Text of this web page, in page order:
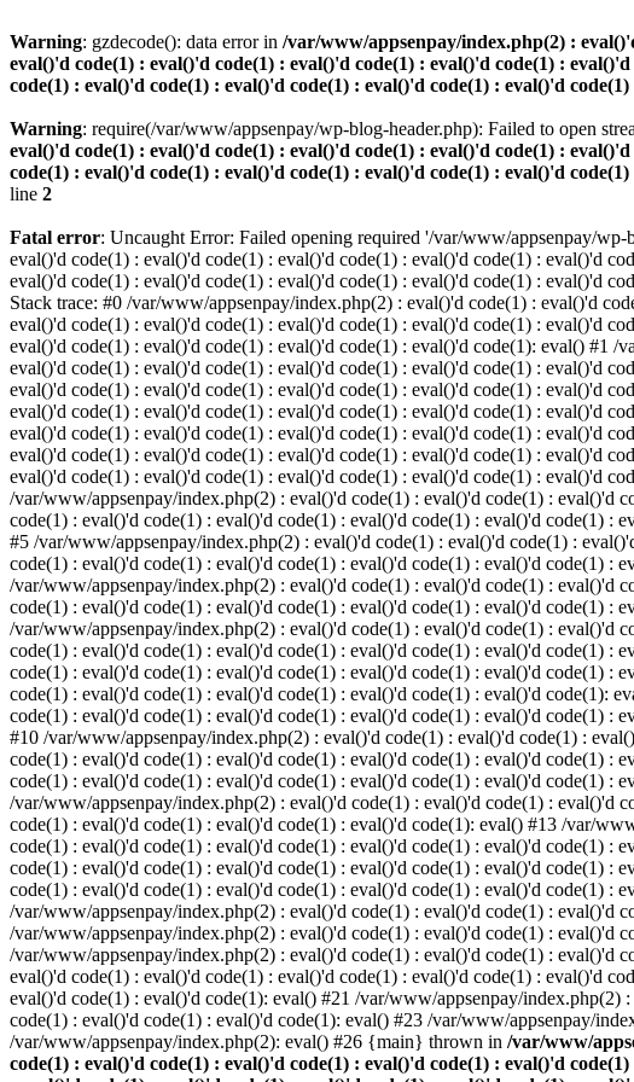
Warning: gzdecode(): data error in /var/www/appsenpay/index.php(2) :
eval()'d code(1) : eval()'d code(1) : eval()'d code(1) : eval()'d code(1) :
code(1) : eval()'d code(1) : eval()'d code(1) : eval()'d code(1) : eval()'d
Warning: require(/var/www/appsenpay/wp-blog-header.php): Failed to open
eval()'d code(1) : eval()'d code(1) : eval()'d code(1) : eval()'d code(1) :
code(1) : eval()'d code(1) : eval()'d code(1) : eval()'d code(1) : eval()'d
line 2
Fatal error: Uncaught Error: Failed opening required '/var/www/appsenpay/
eval()'d code(1) : eval()'d code(1) : eval()'d code(1) : eval()'d code(1) : eval()'d
eval()'d code(1) : eval()'d code(1) : eval()'d code(1) : eval()'d code(1) : eval()'d
Stack trace: #0 /var/www/appsenpay/index.php(2) : eval()'d code(1) : eval()'d
eval()'d code(1) : eval()'d code(1) : eval()'d code(1) : eval()'d code(1) : eval()'d
eval()'d code(1) : eval()'d code(1) : eval()'d code(1) : eval()'d code(1): eval() #1
eval()'d code(1) : eval()'d code(1) : eval()'d code(1) : eval()'d code(1) : eval()'d
eval()'d code(1) : eval()'d code(1) : eval()'d code(1) : eval()'d code(1) : eval()'d
eval()'d code(1) : eval()'d code(1) : eval()'d code(1) : eval()'d code(1) : eval()'d
eval()'d code(1) : eval()'d code(1) : eval()'d code(1) : eval()'d code(1) : eval()'d
eval()'d code(1) : eval()'d code(1) : eval()'d code(1) : eval()'d code(1) : eval()'d
eval()'d code(1) : eval()'d code(1) : eval()'d code(1) : eval()'d code(1) : eval()'d
/var/www/appsenpay/index.php(2) : eval()'d code(1) : eval()'d code(1) : eval()'d
code(1) : eval()'d code(1) : eval()'d code(1) : eval()'d code(1) : eval()'d code(1) :
#5 /var/www/appsenpay/index.php(2) : eval()'d code(1) : eval()'d code(1) :
code(1) : eval()'d code(1) : eval()'d code(1) : eval()'d code(1) : eval()'d code(1) :
/var/www/appsenpay/index.php(2) : eval()'d code(1) : eval()'d code(1) : eval()'d
code(1) : eval()'d code(1) : eval()'d code(1) : eval()'d code(1) : eval()'d code(1) :
/var/www/appsenpay/index.php(2) : eval()'d code(1) : eval()'d code(1) : eval()'d
code(1) : eval()'d code(1) : eval()'d code(1) : eval()'d code(1) : eval()'d code(1) :
code(1) : eval()'d code(1) : eval()'d code(1) : eval()'d code(1) : eval()'d code(1) :
code(1) : eval()'d code(1) : eval()'d code(1) : eval()'d code(1) : eval()'d code(1):
code(1) : eval()'d code(1) : eval()'d code(1) : eval()'d code(1) : eval()'d code(1) :
#10 /var/www/appsenpay/index.php(2) : eval()'d code(1) : eval()'d code(1) :
code(1) : eval()'d code(1) : eval()'d code(1) : eval()'d code(1) : eval()'d code(1) :
code(1) : eval()'d code(1) : eval()'d code(1) : eval()'d code(1) : eval()'d code(1) :
/var/www/appsenpay/index.php(2) : eval()'d code(1) : eval()'d code(1) : eval()'d
code(1) : eval()'d code(1) : eval()'d code(1) : eval()'d code(1): eval() #13 /var/
code(1) : eval()'d code(1) : eval()'d code(1) : eval()'d code(1) : eval()'d code(1) :
code(1) : eval()'d code(1) : eval()'d code(1) : eval()'d code(1) : eval()'d code(1) :
code(1) : eval()'d code(1) : eval()'d code(1) : eval()'d code(1) : eval()'d code(1) :
/var/www/appsenpay/index.php(2) : eval()'d code(1) : eval()'d code(1) : eval()'d
/var/www/appsenpay/index.php(2) : eval()'d code(1) : eval()'d code(1) : eval()'d
/var/www/appsenpay/index.php(2) : eval()'d code(1) : eval()'d code(1) : eval()'d
eval()'d code(1) : eval()'d code(1) : eval()'d code(1) : eval()'d code(1) : eval()'d
eval()'d code(1) : eval()'d code(1): eval() #21 /var/www/appsenpay/
code(1) : eval()'d code(1) : eval()'d code(1): eval() #23 /var/www/appsenpay/
/var/www/appsenpay/index.php(2): eval() #26 {main} thrown in /var/www/
code(1) : eval()'d code(1) : eval()'d code(1) : eval()'d code(1) : eval()'d